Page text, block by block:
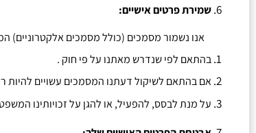
שמירת פרטים אישיים:
אנו נשמור מסמכים (כולל מסמכים אלקטרוניים)
בהתאם לפי שנדרש מאתנו על פי חוק.
אם בהתאם לשיקול דעתנו המסמכים עשויים להיות
על מנת לבסס, להפעיל,או להגן על זכויותינו